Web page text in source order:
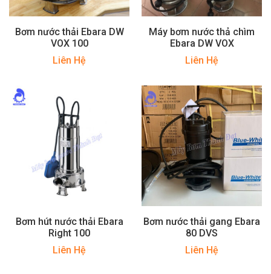
Bơm nước thải Ebara DW
VOX 100
Liên Hệ
Máy bơm nước thả chìm
Ebara DW VOX
Liên Hệ
Bơm hút nước thải Ebara
Right 100
Liên Hệ
Bơm nước thải gang Ebara
80 DVS
Liên Hệ